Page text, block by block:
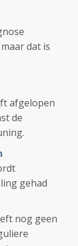
dat is
afgelopen
de
gehad
nog geen